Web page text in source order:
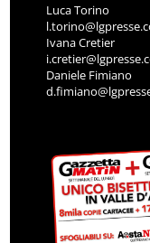
Luca Torino
Ivana Cretier
Daniele Fimiano